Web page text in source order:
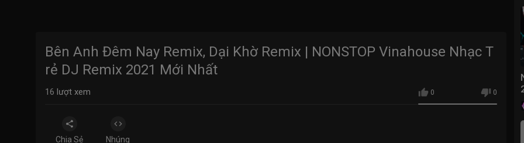
Bên Anh Đêm Nay Remix, Dại Khờ Remix | NONSTOP Vinahouse Nhạc T
rẻ DJ Remix 2021 Mới Nhất
0 0
16 lượt xem
Chia Sẻ Nhúng